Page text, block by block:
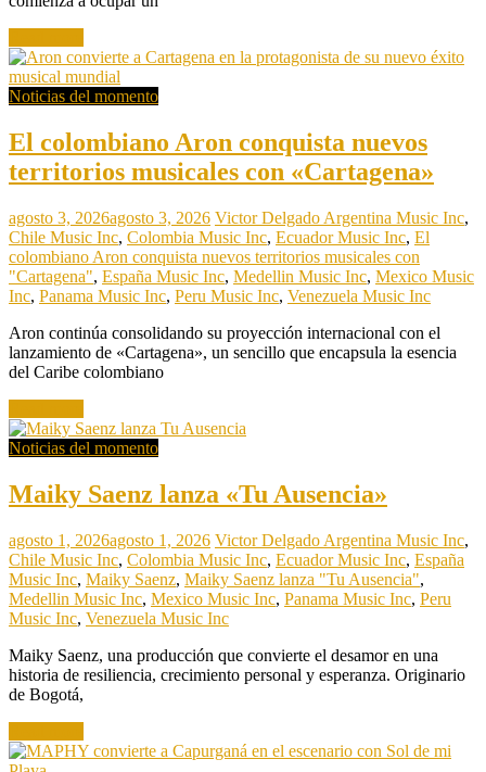
Noticias del momento
El colombiano Aron conquista nuevos
territorios musicales con «Cartagena»
agosto 3, 2026agosto 3, 2026 Victor Delgado Argentina Music Inc,
Chile Music Inc, Colombia Music Inc, Ecuador Music Inc, El
colombiano Aron conquista nuevos territorios musicales con
"Cartagena", España Music Inc, Medellin Music Inc, Mexico Music
Inc, Panama Music Inc, Peru Music Inc, Venezuela Music Inc
Aron continúa consolidando su proyección internacional con el
lanzamiento de «Cartagena», un sencillo que encapsula la esencia
del Caribe colombiano
Noticias del momento
Maiky Saenz lanza «Tu Ausencia»
agosto 1, 2026agosto 1, 2026 Victor Delgado Argentina Music Inc,
Chile Music Inc, Colombia Music Inc, Ecuador Music Inc, España
Music Inc, Maiky Saenz, Maiky Saenz lanza "Tu Ausencia",
Medellin Music Inc, Mexico Music Inc, Panama Music Inc, Peru
Music Inc, Venezuela Music Inc
Maiky Saenz, una producción que convierte el desamor en una
historia de resiliencia, crecimiento personal y esperanza. Originario
de Bogotá,